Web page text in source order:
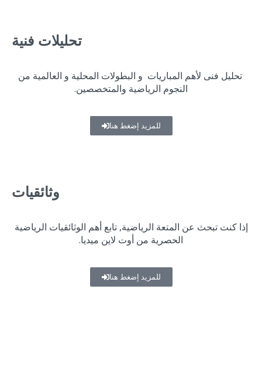
وثائقيات
إذا كنت تبحث عن المتعة الرياضية, تابع أهم الوثائقيات الرياضية
الحصرية من أوت لاين ميديا.
للمزيد إضغط هنا
تحليلات فنية
تحليل فنى لأهم المباريات و البطولات المحلية و العالمية من
النجوم الرياضية والمتخصصين.
للمزيد إضغط هنا